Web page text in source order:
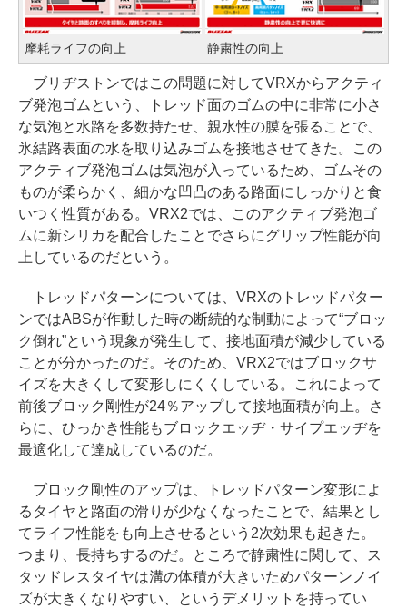
摩耗ライフの向上 静粛性の向上
ブリヂストンではこの問題に対してVRXからアクティ
ブ発泡ゴムという、トレッド面のゴムの中に非常に小さ
な気泡と水路を多数持たせ、親水性の膜を張ることで、
氷結路表面の水を取り込みゴムを接地させてきた。この
アクティブ発泡ゴムは気泡が入っているため、ゴムその
ものが柔らかく、細かな凹凸のある路面にしっかりと食
いつく性質がある。VRX2では、このアクティブ発泡ゴ
ムに新シリカを配合したことでさらにグリップ性能が向
上しているのだという。
トレッドパターンについては、VRXのトレッドパター
ンではABSが作動した時の断続的な制動によって“ブロッ
ク倒れ”という現象が発生して、接地面積が減少している
ことが分かったのだ。そのため、VRX2ではブロックサ
イズを大きくして変形しにくくしている。これによって
前後ブロック剛性が24％アップして接地面積が向上。さ
らに、ひっかき性能もブロックエッヂ・サイプエッヂを
最適化して達成しているのだ。
ブロック剛性のアップは、トレッドパターン変形によ
るタイヤと路面の滑りが少なくなったことで、結果とし
てライフ性能をも向上させるという2次効果も起きた。
つまり、長持ちするのだ。ところで静粛性に関して、ス
タッドレスタイヤは溝の体積が大きいためパターンノイ
ズが大きくなりやすい、というデメリットを持ってい